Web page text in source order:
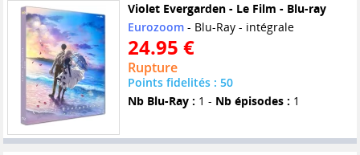
Violet Evergarden - Le Film - Blu-ray
Eurozoom- Blu-Ray - intégrale
24.95 €
Rupture
Points fidelités : 50
Nb Blu-Ray : 1 - Nb épisodes : 1